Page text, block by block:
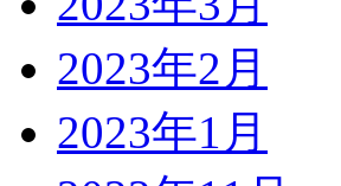
2023年2月
2023年1月